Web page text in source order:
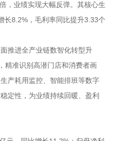
，业绩实现大幅反弹。其核心生
长8.2%，毛利率同比提升3.33个
推进全产业链数智化转型升
精准识别高潜门店和消费者画
产耗用监控、智能排班等数字
定性，为业绩持续回暖、盈利